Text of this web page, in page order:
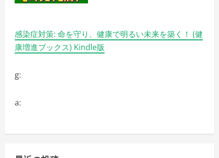
感染症対策: 命を守り、健康で明るい未来を築く！ (健
康増進ブックス) Kindle版
g:
a: